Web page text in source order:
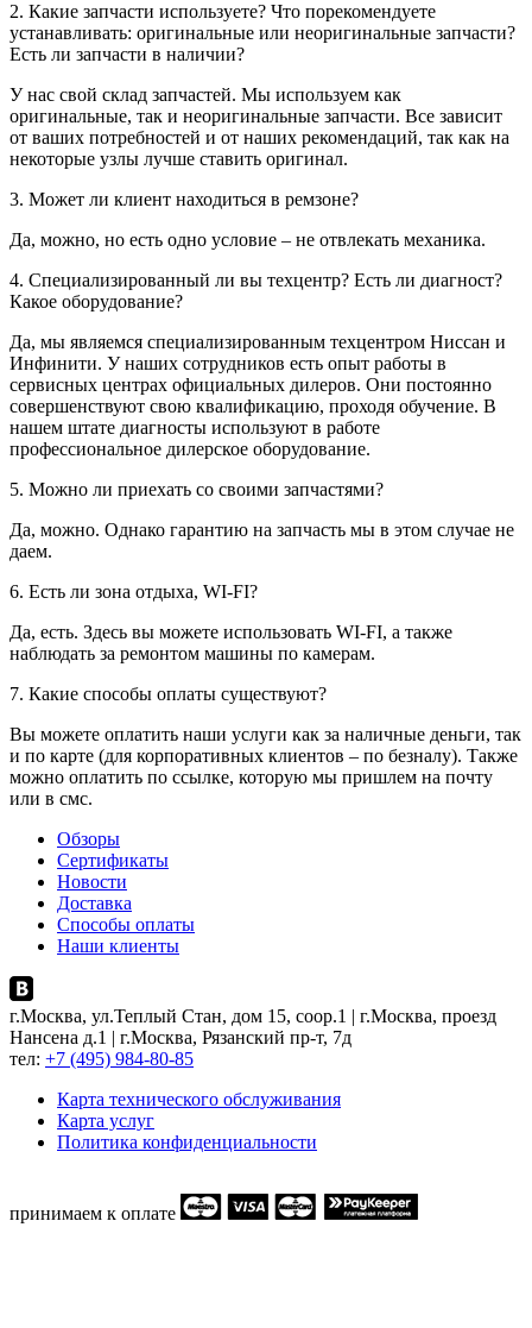
2. Какие запчасти используете? Что порекомендуете
устанавливать: оригинальные или неоригинальные запчасти?
Есть ли запчасти в наличии?
У нас свой склад запчастей. Мы используем как
оригинальные, так и неоригинальные запчасти. Все зависит
от ваших потребностей и от наших рекомендаций, так как на
некоторые узлы лучше ставить оригинал.
3. Может ли клиент находиться в ремзоне?
Да, можно, но есть одно условие – не отвлекать механика.
4. Специализированный ли вы техцентр? Есть ли диагност?
Какое оборудование?
Да, мы являемся специализированным техцентром Ниссан и
Инфинити. У наших сотрудников есть опыт работы в
сервисных центрах официальных дилеров. Они постоянно
совершенствуют свою квалификацию, проходя обучение. В
нашем штате диагносты используют в работе
профессиональное дилерское оборудование.
5. Можно ли приехать со своими запчастями?
Да, можно. Однако гарантию на запчасть мы в этом случае не
даем.
6. Есть ли зона отдыха, WI-FI?
Да, есть. Здесь вы можете использовать WI-FI, а также
наблюдать за ремонтом машины по камерам.
7. Какие способы оплаты существуют?
Вы можете оплатить наши услуги как за наличные деньги, так
и по карте (для корпоративных клиентов – по безналу). Также
можно оплатить по ссылке, которую мы пришлем на почту
или в смс.
Обзоры
Сертификаты
Новости
Доставка
Способы оплаты
Наши клиенты
г.Москва, ул.Теплый Стан, дом 15, соор.1 | г.Москва, проезд
Нансена д.1 | г.Москва, Рязанский пр-т, 7д
тел: +7 (495) 984-80-85
Карта технического обслуживания
Карта услуг
Политика конфиденциальности
принимаем к оплате